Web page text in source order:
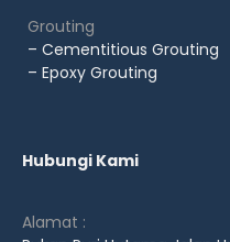
Grouting
– Cementitious Grouting
– Epoxy Grouting
Hubungi Kami
Alamat :